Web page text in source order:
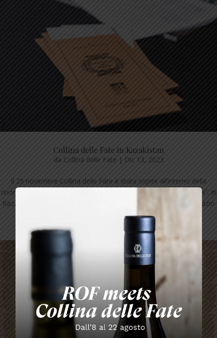
Collina delle Fate in Kazakistan
da Collina delle Fate | Dic 13, 2023
Il 29 novembre Collina delle Fate è stata ospite all’interno della
rinomata e prestigiosa cornice del centro commerciale “La Prima”, in
Kazakistan, che dal 2019 rappresenta per la città Almaty uno spazio
di soluzioni di design, di articoli lifestyle italiani e da una...